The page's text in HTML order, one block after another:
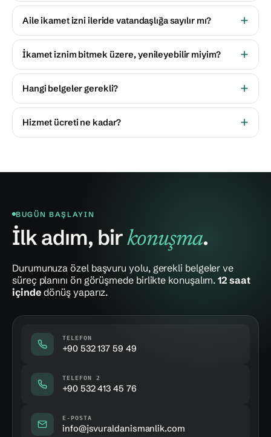
Aile ikamet izni ileride vatandaşlığa sayılır mı?
İkamet iznim bitmek üzere, yenileyebilir miyim?
Hangi belgeler gerekli?
Hizmet ücreti ne kadar?
BUGÜN BAŞLAYIN
İlk adım, birkonuşma.
Durumunuza özel başvuru yolu, gerekli belgeler ve
süreç planını ön görüşmede birlikte konuşalım.12 saat
içinde dönüş yaparız.
TELEFON
+90 532 137 59 49
TELEFON 2
+90 532 413 45 76
E-POSTA
info@jsvuraldanismanlik.com